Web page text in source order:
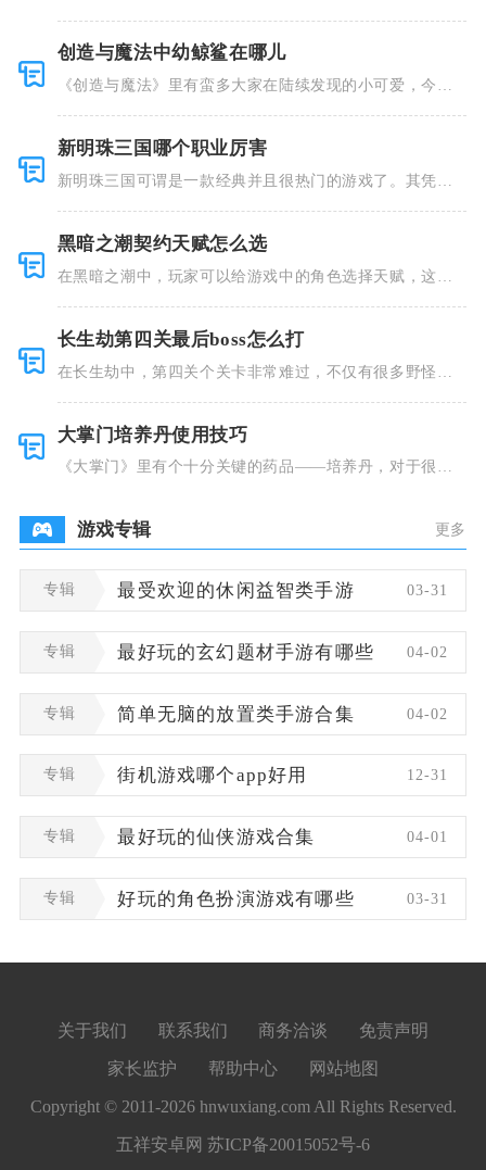
创造与魔法中幼鲸鲨在哪儿
《创造与魔法》里有蛮多大家在陆续发现的小可爱，今天
新明珠三国哪个职业厉害
新明珠三国可谓是一款经典并且很热门的游戏了。其凭借
黑暗之潮契约天赋怎么选
在黑暗之潮中，玩家可以给游戏中的角色选择天赋，这些
长生劫第四关最后boss怎么打
在长生劫中，第四关个关卡非常难过，不仅有很多野怪，
大掌门培养丹使用技巧
《大掌门》里有个十分关键的药品——培养丹，对于很多
游戏专辑 更多
专辑 最受欢迎的休闲益智类手游 03-31
专辑 最好玩的玄幻题材手游有哪些 04-02
专辑 简单无脑的放置类手游合集 04-02
专辑 街机游戏哪个app好用 12-31
专辑 最好玩的仙侠游戏合集 04-01
专辑 好玩的角色扮演游戏有哪些 03-31
关于我们 联系我们 商务洽谈 免责声明
家长监护 帮助中心 网站地图
Copyright © 2011-2026 hnwuxiang.com All Rights Reserved.
五祥安卓网 苏ICP备20015052号-6